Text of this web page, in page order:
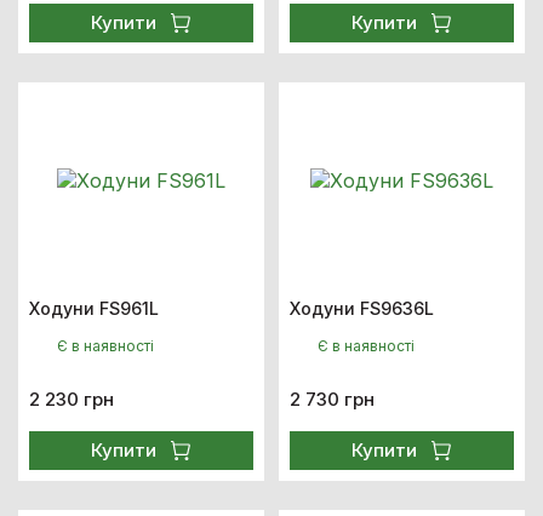
Купити Купити
Ходуни FS961L
Є в наявності
2 230 грн
Купити
Ходуни FS9636L
Є в наявності
2 730 грн
Купити